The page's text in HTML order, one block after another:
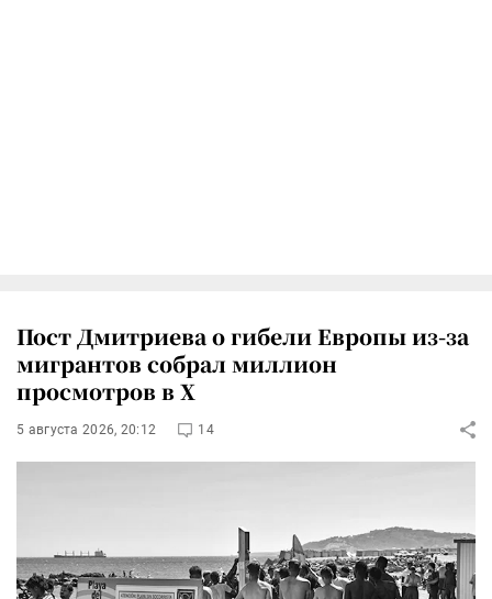
Пост Дмитриева о гибели Европы из-за
мигрантов собрал миллион
просмотров в X
5 августа 2026, 20:12 14